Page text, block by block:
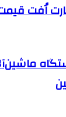
اُفت قیمت
۱۷۰ دستگاه